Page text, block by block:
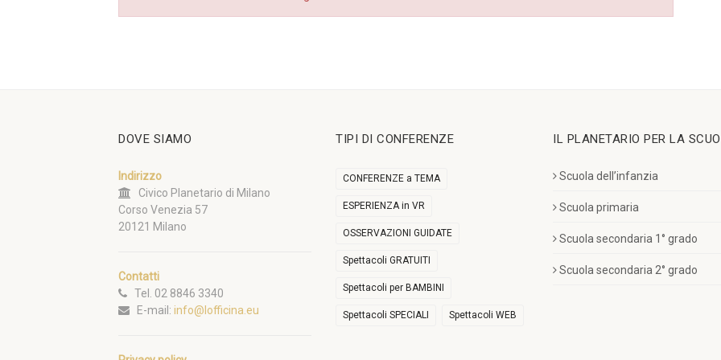
DOVE SIAMO
Indirizzo
Civico Planetario di Milano
Corso Venezia 57
20121 Milano
Contatti
Tel. 02 8846 3340
E-mail: info@lofficina.eu
TIPI DI CONFERENZE
CONFERENZE a TEMA
ESPERIENZA in VR
OSSERVAZIONI GUIDATE
Spettacoli GRATUITI
Spettacoli per BAMBINI
Spettacoli SPECIALI Spettacoli WEB
IL PLANETARIO PER LA
Scuola dell’infanzia
Scuola primaria
Scuola secondaria 1° grado
Scuola secondaria 2° grado